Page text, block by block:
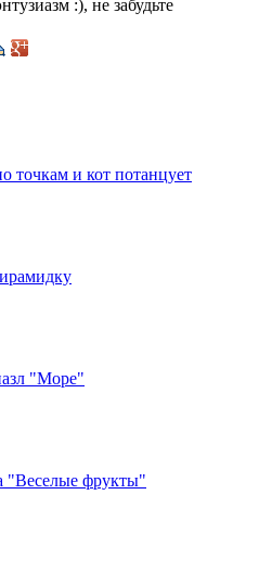
:), не забудьте
точкам и кот потанцует
"Море"
"Веселые фрукты"